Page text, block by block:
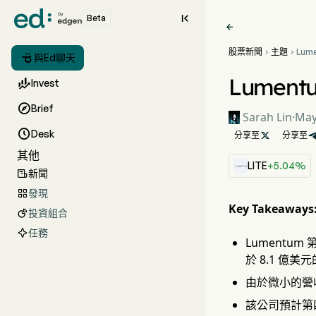
Beta 
 與Ed聊天
Invest
Brief
Desk
其他
新聞
發現
投資組合
任務

股票新聞  主題 
Sarah Lin·
分享至  分享至
LITE+5.04%
Key
Lumentum
於 8.1 億美元
由於微小的
該公司預計